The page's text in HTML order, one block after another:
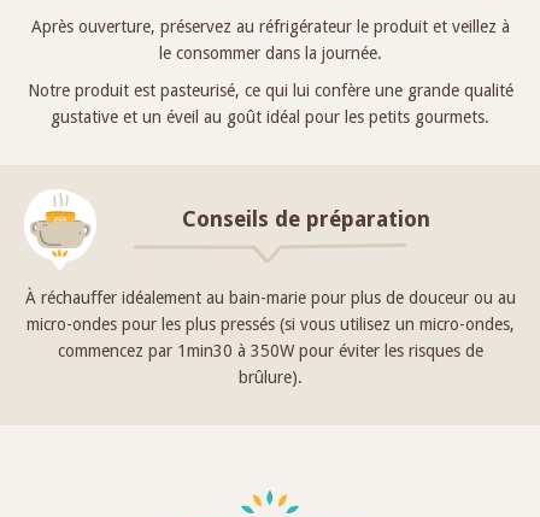
Après ouverture, préservez au réfrigérateur le produit et veillez à
le consommer dans la journée.
Notre produit est pasteurisé, ce qui lui confère une grande qualité
gustative et un éveil au goût idéal pour les petits gourmets.
Conseils de préparation
À réchauffer idéalement au bain-marie pour plus de douceur ou au
micro-ondes pour les plus pressés (si vous utilisez un micro-ondes,
commencez par 1min30 à 350W pour éviter les risques de
brûlure).